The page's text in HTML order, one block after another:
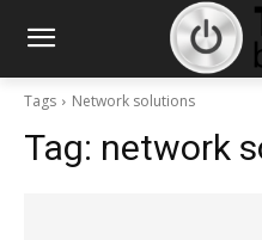
Tags Network solutions
Tag: network